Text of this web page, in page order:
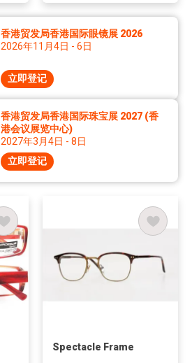
香港贸发局香港国际眼镜展 2026
2026年11月4日 - 6日
立即登记
香港贸发局香港国际珠宝展 2027 (香
港会议展览中心)
2027年3月4日 - 8日
立即登记
Spectacle Frame